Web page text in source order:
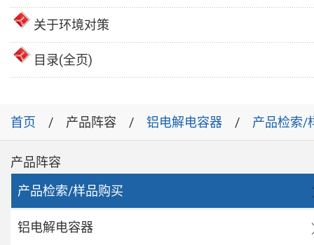
关于环境对策
目录(全页)
首页 产品阵容 铝电解电容器 产品检索/
产品阵容
产品检索/样品购买
铝电解电容器